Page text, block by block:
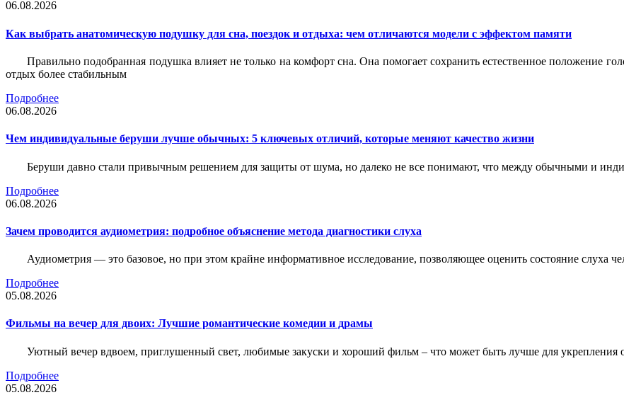
06.08.2026
Как выбрать анатомическую подушку для сна, поездок и отдыха: чем отличаются модели с эффектом памяти
Правильно подобранная подушка влияет не только на комфорт сна. Она помогает сохранить естественное положение
отдых более стабильным
Подробнее
06.08.2026
Чем индивидуальные беруши лучше обычных: 5 ключевых отличий, которые меняют качество жизни
Беруши давно стали привычным решением для защиты от шума, но далеко не все понимают, что между обычными и
Подробнее
06.08.2026
Зачем проводится аудиометрия: подробное объяснение метода диагностики слуха
Аудиометрия — это базовое, но при этом крайне информативное исследование, позволяющее оценить состояние слуха
Подробнее
05.08.2026
Фильмы на вечер для двоих: Лучшие романтические комедии и драмы
Уютный вечер вдвоем, приглушенный свет, любимые закуски и хороший фильм – что может быть лучше для укрепления
Подробнее
05.08.2026